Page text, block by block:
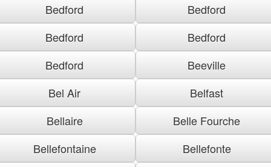
Bedford
Bedford
Bedford
Bedford
Bedford
Beeville
Bel Air
Belfast
Bellaire
Belle Fourche
Bellefontaine
Bellefonte